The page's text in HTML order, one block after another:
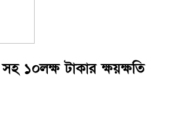
১০লক্ষ টাকার ক্ষয়ক্ষতি